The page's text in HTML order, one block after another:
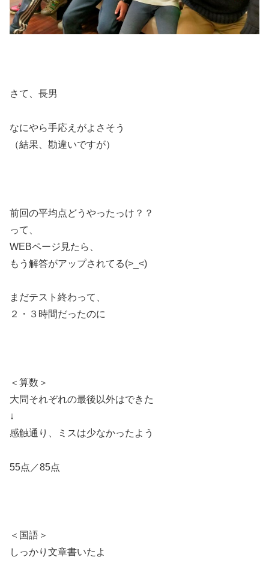
さて、長男
なにやら手応えがよさそう
（結果、勘違いですが）
前回の平均点どうやったっけ？？
って、
WEBページ見たら、
もう解答がアップされてる(>_<)
まだテスト終わって、
２・３時間だったのに
＜算数＞
大問それぞれの最後以外はできた
↓
感触通り、ミスは少なかったよう
55点／85点
＜国語＞
しっかり文章書いたよ